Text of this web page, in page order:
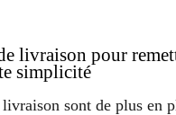
livraison pour
simplicité
sont de plus en